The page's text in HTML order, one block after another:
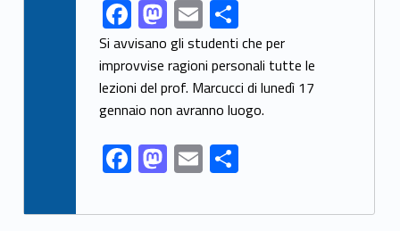
Link identifier share facebook archive #share-link-archive-93893F
ac
e
b
o
o
k
M
as
to
d
o
n
E
m
ai
l
S
h
ar
e
Si avvisano gli studenti che per
improvvise ragioni personali tutte le
lezioni del prof. Marcucci di lunedì 17
gennaio non avranno luogo.
F
ac
e
M
as
to
E
m
ai
S
ar